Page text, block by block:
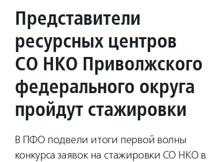
Представители
ресурсных центров
СО НКО Приволжского
федерального округа
пройдут стажировки
В ПФО подвели итоги первой волны
конкурса заявок на стажировки СО НКО в